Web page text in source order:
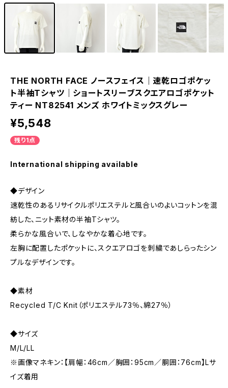
THE NORTH FACE ノースフェイス｜速乾ロゴポケッ
ト半袖Tシャツ｜ショートスリーブスクエアロゴポケット
ティー NT82541 メンズ ホワイトミックスグレー
¥5,548
残り1点
International shipping available
◆デザイン
速乾性のあるリサイクルポリエステルと風合いのよいコットンを混
紡した、ニット素材の半袖Tシャツ。
柔らかな風合いで、しなやかな着心地です。
左胸に配置したポケットに、スクエアロゴを刺繍であしらったシン
プルなデザインです。
◆素材
Recycled T/C Knit（ポリエステル73％、綿27％）
◆サイズ
M/L/LL
※画像マネキン：【肩幅：46cm／胸囲：95cm／胴囲：76cm】Lサ
イズ着用